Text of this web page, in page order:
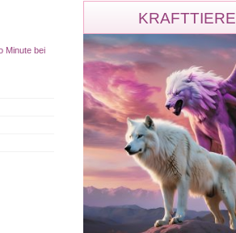
Minute bei
KRAFTTIERE